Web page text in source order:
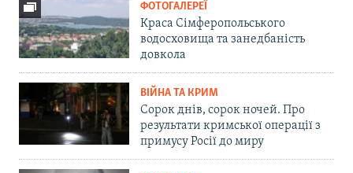
ФОТОГАЛЕРЕЇ
Краса Сімферопольського
водосховища та занедбаність
довкола
ВІЙНА ТА КРИМ
Сорок днів, сорок ночей. Про
результати кримської операції з
примусу Росії до миру